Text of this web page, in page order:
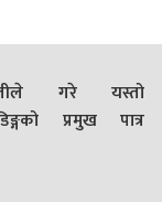
गरे यस्तो
प्रमुख पात्र